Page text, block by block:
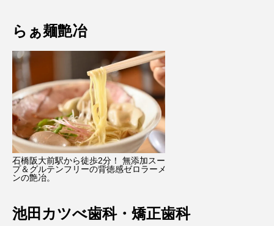
らぁ麺艶冶
石橋阪大前駅から徒歩2分！ 無添加スー
プ＆グルテンフリーの背徳感ゼロラーメ
ンの艶冶。
池田カツべ歯科・矯正歯科
Xでシェア